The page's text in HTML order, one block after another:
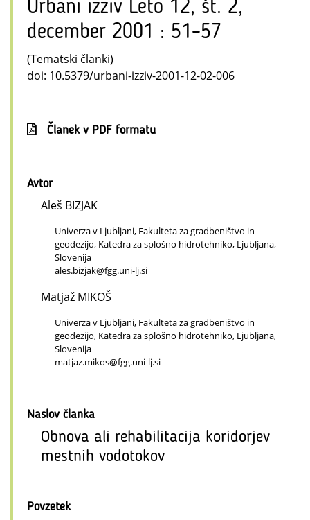
Urbani izziv Leto 12, št. 2,
december 2001 : 51–57
(Tematski članki)
doi: 10.5379/urbani-izziv-2001-12-02-006
Članek v PDF formatu
Avtor
Aleš BIZJAK
Univerza v Ljubljani, Fakulteta za gradbeništvo in
geodezijo, Katedra za splošno hidrotehniko, Ljubljana,
Slovenija
ales.bizjak@fgg.uni-lj.si
Matjaž MIKOŠ
Univerza v Ljubljani, Fakulteta za gradbeništvo in
geodezijo, Katedra za splošno hidrotehniko, Ljubljana,
Slovenija
matjaz.mikos@fgg.uni-lj.si
Naslov članka
Obnova ali rehabilitacija koridorjev
mestnih vodotokov
Povzetek